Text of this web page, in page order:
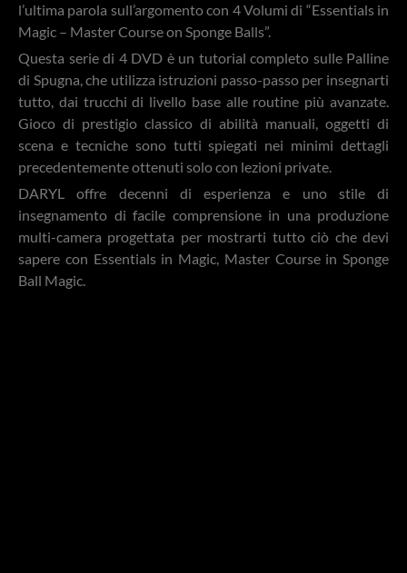
l’ultima parola sull’argomento con 4 Volumi di “Essentials in
Magic – Master Course on Sponge Balls”.
Questa serie di 4 DVD è un tutorial completo sulle Palline
di Spugna, che utilizza istruzioni passo-passo per insegnarti
tutto, dai trucchi di livello base alle routine più avanzate.
Gioco di prestigio classico di abilità manuali, oggetti di
scena e tecniche sono tutti spiegati nei minimi dettagli
precedentemente ottenuti solo con lezioni private.
DARYL offre decenni di esperienza e uno stile di
insegnamento di facile comprensione in una produzione
multi-camera progettata per mostrarti tutto ciò che devi
sapere con Essentials in Magic, Master Course in Sponge
Ball Magic.